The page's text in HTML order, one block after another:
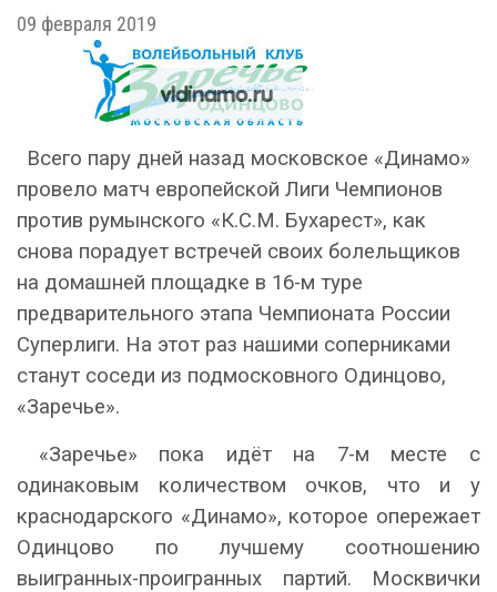
09 февраля 2019
Всего пару дней назад московское «Динамо»
провело матч европейской Лиги Чемпионов
против румынского «К.С.М. Бухарест», как
снова порадует встречей своих болельщиков
на домашней площадке в 16-м туре
предварительного этапа Чемпионата России
Суперлиги. На этот раз нашими соперниками
станут соседи из подмосковного Одинцово,
«Заречье».
«Заречье» пока идёт на 7-м месте с
одинаковым количеством очков, что и у
краснодарского «Динамо», которое опережает
Одинцово по лучшему соотношению
выигранных-проигранных партий. Москвички